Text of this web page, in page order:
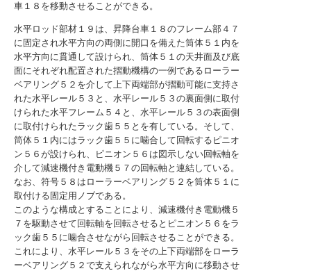
車１８を移動させることができる。
水平ロッド部材１９は、昇降台車１８のフレーム部４７
に固定され水平方向の両側に開口を備えた筒体５１内を
水平方向に貫通して設けられ、筒体５１の天井面及び底
面にそれぞれ配置された摺動機構の一例であるローラー
ベアリング５２を介して上下両端部が摺動可能に支持さ
れた水平レール５３と、水平レール５３の裏面側に取付
けられた水平フレーム５４と、水平レール５３の表面側
に取付けられたラック歯５５とを有している。そして、
筒体５１内にはラック歯５５に噛合して回転するピニオ
ン５６が設けられ、ピニオン５６は図示しない回転軸を
介して減速機付き電動機５７の回転軸と連結している。
なお、符号５８はローラーベアリング５２を筒体５１に
取付ける固定用ノブである。
このような構成とすることにより、減速機付き電動機５
７を駆動させて回転軸を回転させるとピニオン５６をラ
ック歯５５に噛合させながら回転させることができる。
これにより、水平レール５３をその上下両端部をローラ
ーベアリング５２で支えられながら水平方向に移動させ